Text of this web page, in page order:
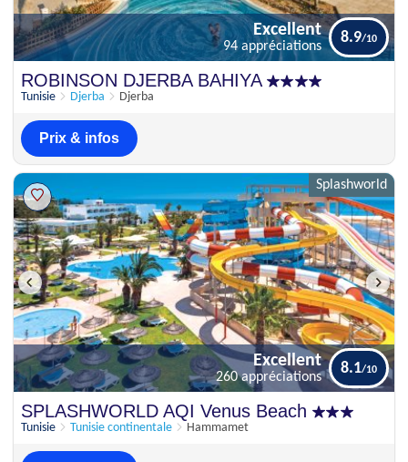
Excellent
ROBINSON DJERBA BAHIYA
Tunisie Djerba Djerba
Excellent
94 appréciations
8.9
Prix & infos
Splashworld
Excellent
260 appréciations
8.1
SPLASHWORLD AQI Venus Beach
Tunisie Tunisie continentale Hammamet
Excellent
260 appréciations
8.1